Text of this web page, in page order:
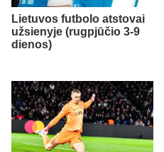
Lietuvos futbolo atstovai
užsienyje (rugpjūčio 3-9
dienos)